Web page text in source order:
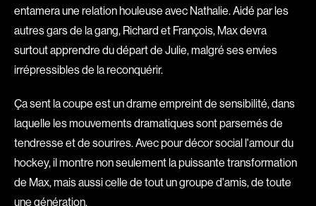
1960
2000
2010
2020
Réalisateur
(Daniel Grou) Podz
entamera une relation houleuse avec Nathalie. Aidé par les
autres gars de la gang, Richard et François, Max devra
surtout apprendre du départ de Julie, malgré ses envies
irrépressibles de la reconquérir.
Ça sent la coupe est un drame empreint de sensibilité, dans
laquelle les mouvements dramatiques sont parsemés de
tendresse et de sourires. Avec pour décor social l'amour du
hockey, il montre non seulement la puissante transformation
de Max, mais aussi celle de tout un groupe d'amis, de toute
une génération.